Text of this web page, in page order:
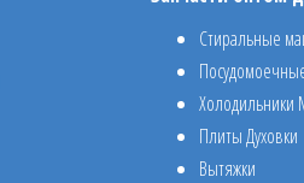
Стиральные
Холодильники
Плиты Духовки
Вытяжки